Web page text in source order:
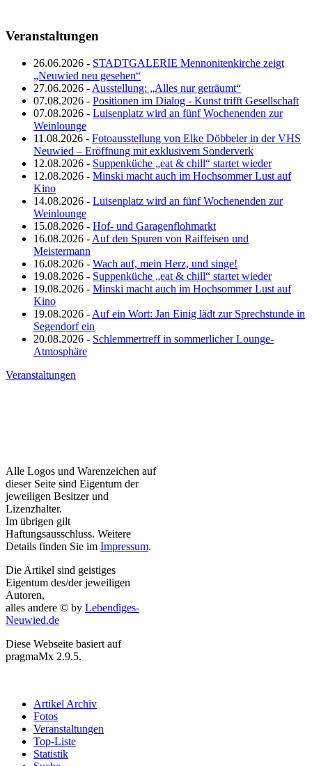
Veranstaltungen
26.06.2026 - STADTGALERIE Mennonitenkirche zeigt
„Neuwied neu gesehen“
27.06.2026 - Ausstellung: „Alles nur geträumt“
07.08.2026 - Positionen im Dialog - Kunst trifft Gesellschaft
07.08.2026 - Luisenplatz wird an fünf Wochenenden zur
Weinlounge
11.08.2026 - Fotoausstellung von Elke Döbbeler in der VHS
Neuwied – Eröffnung mit exklusivem Sonderverk
12.08.2026 - Suppenküche „eat & chill“ startet wieder
12.08.2026 - Minski macht auch im Hochsommer Lust auf
Kino
14.08.2026 - Luisenplatz wird an fünf Wochenenden zur
Weinlounge
15.08.2026 - Hof- und Garagenflohmarkt
16.08.2026 - Auf den Spuren von Raiffeisen und
Meistermann
16.08.2026 - Wach auf, mein Herz, und singe!
19.08.2026 - Suppenküche „eat & chill“ startet wieder
19.08.2026 - Minski macht auch im Hochsommer Lust auf
Kino
19.08.2026 - Auf ein Wort: Jan Einig lädt zur Sprechstunde in
Segendorf ein
20.08.2026 - Schlemmertreff in sommerlicher Lounge-
Atmosphäre
Veranstaltungen
Alle Logos und Warenzeichen auf
dieser Seite sind Eigentum der
jeweiligen Besitzer und
Lizenzhalter.
Im übrigen gilt
Haftungsausschluss. Weitere
Details finden Sie im Impressum.
Die Artikel sind geistiges
Eigentum des/der jeweiligen
Autoren,
alles andere © by Lebendiges-
Neuwied.de
Diese Webseite basiert auf
pragmaMx 2.9.5.
Artikel Archiv
Fotos
Veranstaltungen
Top-Liste
Statistik